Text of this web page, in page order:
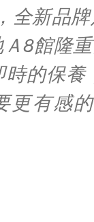
全新品
8館隆
的保
更有感